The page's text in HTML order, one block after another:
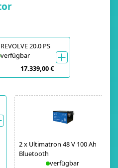
20.0 PS
verfügbar
17.339,00 €
2x Ultimatron 48 V 100 Ah
Bluetooth
verfügbar